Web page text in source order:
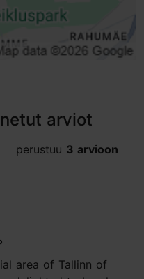
arviot
perustuu 3 arvioon
area of Tallinn of